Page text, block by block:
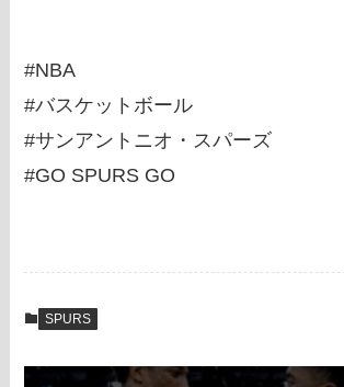
#NBA
#バスケットボール
#サンアントニオ・スパーズ
#GO SPURS GO
SPURS